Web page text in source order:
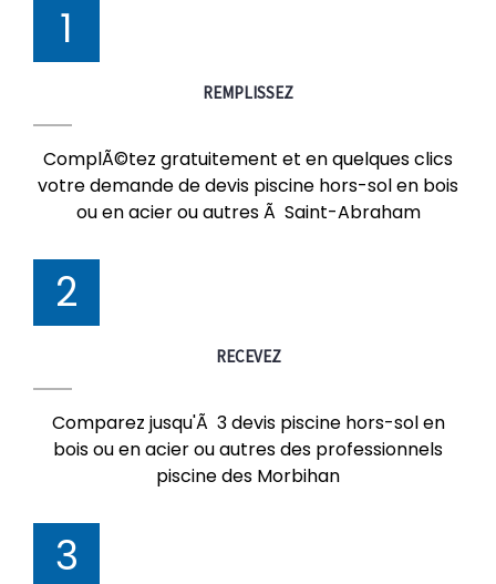
1
REMPLISSEZ
ComplÃ©tez gratuitement et en quelques clics
votre demande de devis piscine hors-sol en bois
ou en acier ou autres Ã Saint-Abraham
2
RECEVEZ
Comparez jusqu'Ã 3 devis piscine hors-sol en
bois ou en acier ou autres des professionnels
piscine des Morbihan
3